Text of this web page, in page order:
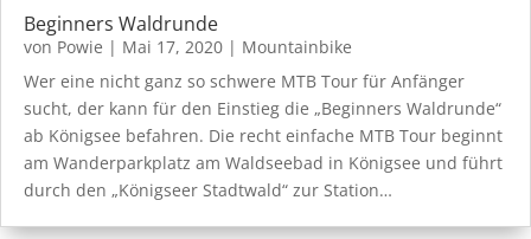
Beginners Waldrunde
von Powie | Mai 17, 2020 | Mountainbike
Wer eine nicht ganz so schwere MTB Tour für Anfänger
sucht, der kann für den Einstieg die „Beginners Waldrunde“
ab Königsee befahren. Die recht einfache MTB Tour beginnt
am Wanderparkplatz am Waldseebad in Königsee und führt
durch den „Königseer Stadtwald“ zur Station…